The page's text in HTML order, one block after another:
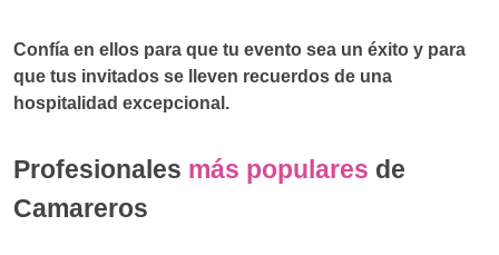
Confía en ellos para que tu evento sea un éxito y para
que tus invitados se lleven recuerdos de una
hospitalidad excepcional.
Profesionales más populares de
Camareros